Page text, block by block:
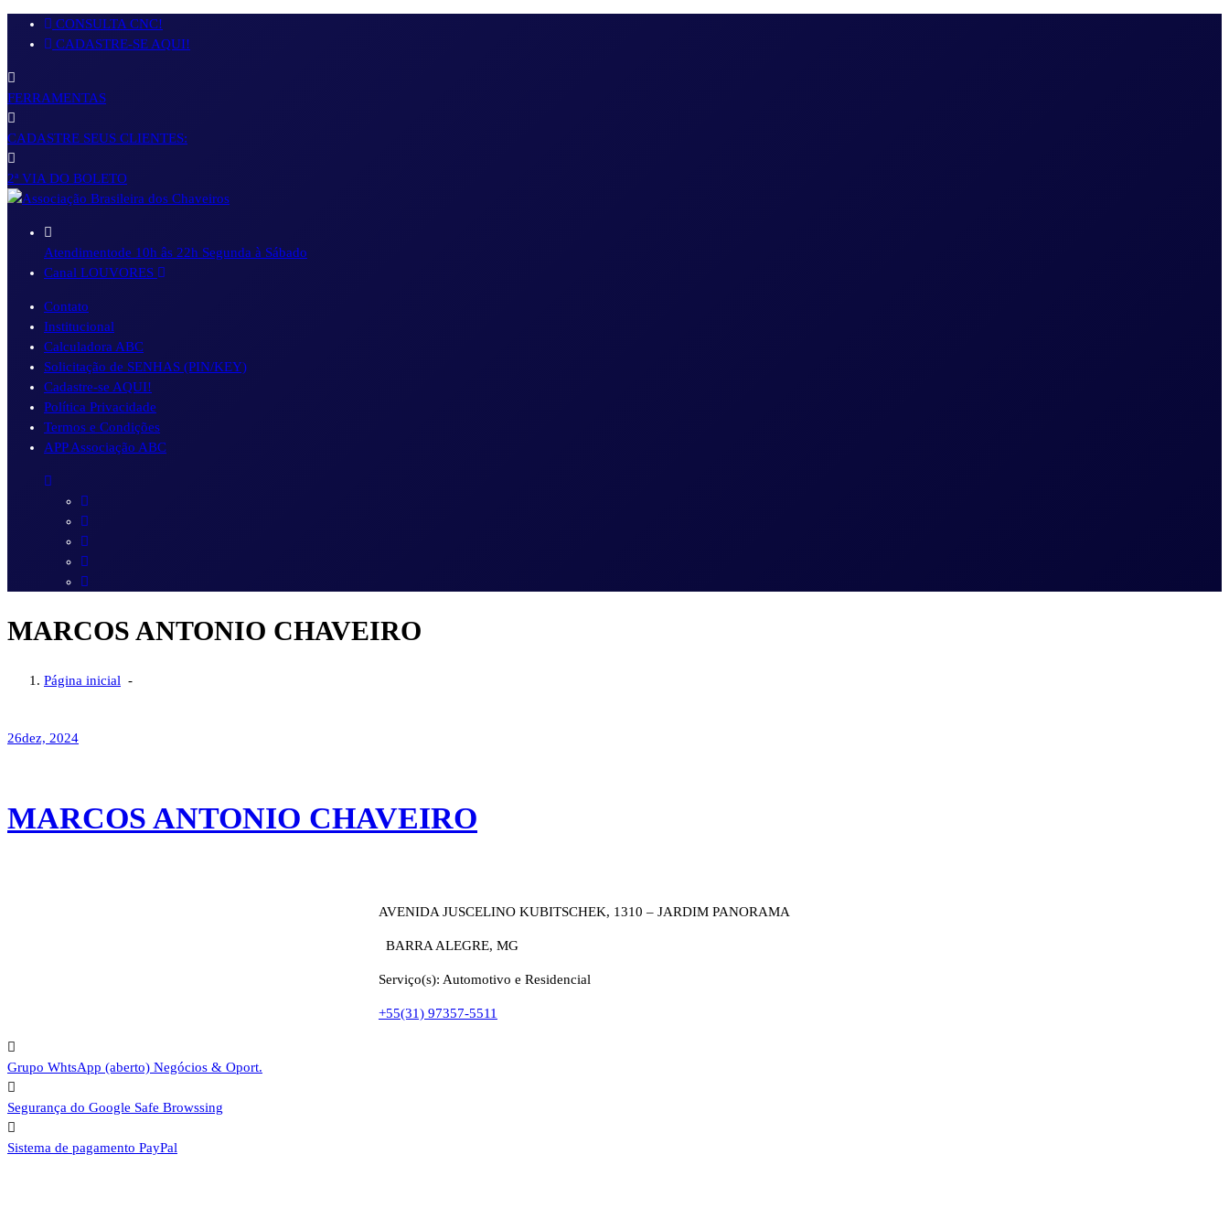
Pular
para
conteúdo
CONSULTA CNC!
CADASTRE-SE AQUI!
FERRAMENTAS
CADASTRE SEUS CLIENTES:
2ª VIA DO BOLETO
Atendimentode 10h âs 22h Segunda à Sábado
Canal LOUVORES
Contato
Institucional
Calculadora ABC
Solicitação de SENHAS (PIN/KEY)
Cadastre-se AQUI!
Política Privacidade
Termos e Condições
APP Associação ABC
MARCOS ANTONIO CHAVEIRO
Página inicial -
26dez, 2024
MARCOS ANTONIO CHAVEIRO
AVENIDA JUSCELINO KUBITSCHEK, 1310 – JARDIM PANORAMA
BARRA ALEGRE, MG
Serviço(s): Automotivo e Residencial
+55(31) 97357-5511
Grupo WhtsApp (aberto) Negócios & Oport.
Segurança do Google Safe Browssing
Sistema de pagamento PayPal